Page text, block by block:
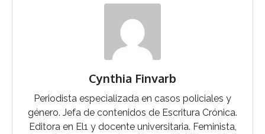
Cynthia Finvarb
Periodista especializada en casos policiales y
género. Jefa de contenidos de Escritura Crónica.
Editora en El1 y docente universitaria. Feminista,